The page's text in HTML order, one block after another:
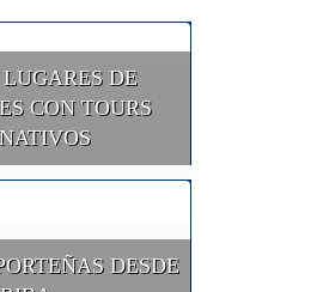
DE
CON TOURS
DESDE